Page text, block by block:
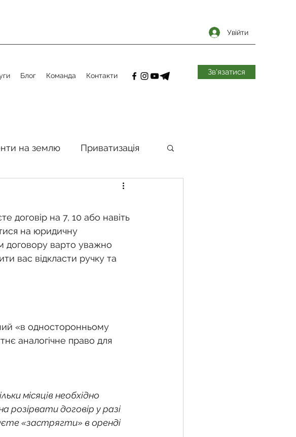
Увійти
Блог Команда Контакти Зв'язатися
на землю Приватизація
місцевого самоврядування
договір на 7, 10 або навіть
на юридичну
договору варто уважно
вас відкласти ручку та
«в односторонньому
аналогічне право для
місяців необхідно
розірвати договір у разі
«застрягти» в оренді